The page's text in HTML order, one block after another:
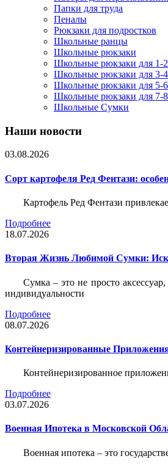
Папки для труда
Пеналы
Рюкзаки для подростков
Школьные ранцы
Школьные рюкзаки
Школьные рюкзаки для 1-2
Школьные рюкзаки для 3-4
Школьные рюкзаки для 5-6
Школьные рюкзаки для 7-8
Школьные Сумки
Наши новости
03.08.2026
Сорт картофеля Ред Фентази:
Картофель Ред Фентази
Подробнее
18.07.2026
Вторая Жизнь Любимой Сумки:
Сумка – это не просто
индивидуальности
Подробнее
08.07.2026
Контейнеризированные
Контейнеризированное
Подробнее
03.07.2026
Военная Ипотека в Московской
Военная ипотека – это